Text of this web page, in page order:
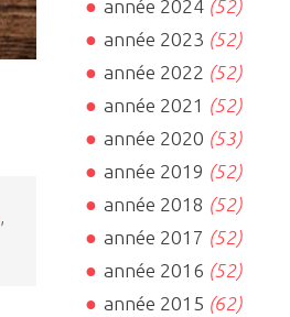
,
année 2024(52)
année 2023 (52)
année 2022 (52)
année 2021 (52)
année 2020 (53)
année 2019 (52)
année 2018 (52)
année 2017 (52)
année 2016 (52)
année 2015 (62)